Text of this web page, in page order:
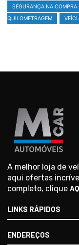
SEGURANÇA NA COMPRA
QUILOMETRAGEM
A melhor loja de
aqui ofertas
completo, clique
LINKS RÁPIDOS
ENDEREÇOS